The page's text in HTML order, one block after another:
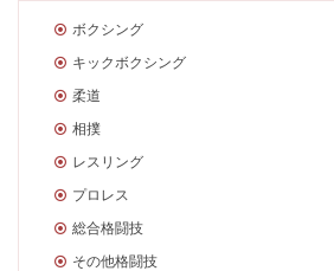
ボクシング
キックボクシング
柔道
相撲
レスリング
プロレス
総合格闘技
その他格闘技